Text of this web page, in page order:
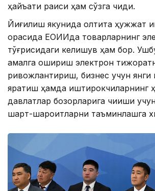
ҳайъати раиси ҳам сўзга чиқди.
Йиғилиш якунида олтита ҳужжат
орасида ЕОИИда товарларнинг
тўғрисидаги келишув ҳам бор.
амалга ошириш электрон
ривожлантириш, бизнес учун янги
яратиш ҳамда иштирокчиларнинг
давлатлар бозорларига чиқиши
шарт-шароитларни таъминлашга